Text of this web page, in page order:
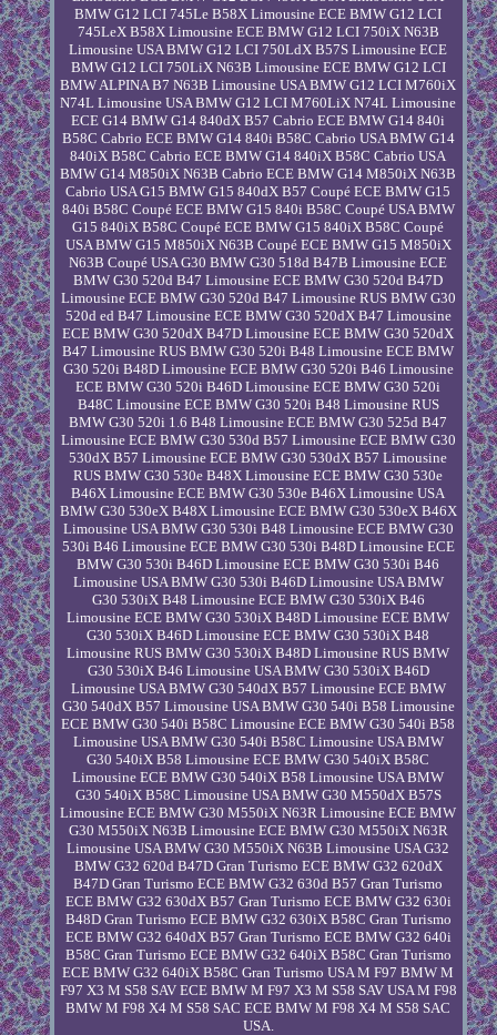
BMW G12 LCI 745Le B58X Limousine ECE BMW G12 LCI
745LeX B58X Limousine ECE BMW G12 LCI 750iX N63B
Limousine USA BMW G12 LCI 750LdX B57S Limousine ECE
BMW G12 LCI 750LiX N63B Limousine ECE BMW G12 LCI
BMW ALPINA B7 N63B Limousine USA BMW G12 LCI M760iX
N74L Limousine USA BMW G12 LCI M760LiX N74L Limousine
ECE G14 BMW G14 840dX B57 Cabrio ECE BMW G14 840i
B58C Cabrio ECE BMW G14 840i B58C Cabrio USA BMW G14
840iX B58C Cabrio ECE BMW G14 840iX B58C Cabrio USA
BMW G14 M850iX N63B Cabrio ECE BMW G14 M850iX N63B
Cabrio USA G15 BMW G15 840dX B57 Coupé ECE BMW G15
840i B58C Coupé ECE BMW G15 840i B58C Coupé USA BMW
G15 840iX B58C Coupé ECE BMW G15 840iX B58C Coupé
USA BMW G15 M850iX N63B Coupé ECE BMW G15 M850iX
N63B Coupé USA G30 BMW G30 518d B47B Limousine ECE
BMW G30 520d B47 Limousine ECE BMW G30 520d B47D
Limousine ECE BMW G30 520d B47 Limousine RUS BMW G30
520d ed B47 Limousine ECE BMW G30 520dX B47 Limousine
ECE BMW G30 520dX B47D Limousine ECE BMW G30 520dX
B47 Limousine RUS BMW G30 520i B48 Limousine ECE BMW
G30 520i B48D Limousine ECE BMW G30 520i B46 Limousine
ECE BMW G30 520i B46D Limousine ECE BMW G30 520i
B48C Limousine ECE BMW G30 520i B48 Limousine RUS
BMW G30 520i 1.6 B48 Limousine ECE BMW G30 525d B47
Limousine ECE BMW G30 530d B57 Limousine ECE BMW G30
530dX B57 Limousine ECE BMW G30 530dX B57 Limousine
RUS BMW G30 530e B48X Limousine ECE BMW G30 530e
B46X Limousine ECE BMW G30 530e B46X Limousine USA
BMW G30 530eX B48X Limousine ECE BMW G30 530eX B46X
Limousine USA BMW G30 530i B48 Limousine ECE BMW G30
530i B46 Limousine ECE BMW G30 530i B48D Limousine ECE
BMW G30 530i B46D Limousine ECE BMW G30 530i B46
Limousine USA BMW G30 530i B46D Limousine USA BMW
G30 530iX B48 Limousine ECE BMW G30 530iX B46
Limousine ECE BMW G30 530iX B48D Limousine ECE BMW
G30 530iX B46D Limousine ECE BMW G30 530iX B48
Limousine RUS BMW G30 530iX B48D Limousine RUS BMW
G30 530iX B46 Limousine USA BMW G30 530iX B46D
Limousine USA BMW G30 540dX B57 Limousine ECE BMW
G30 540dX B57 Limousine USA BMW G30 540i B58 Limousine
ECE BMW G30 540i B58C Limousine ECE BMW G30 540i B58
Limousine USA BMW G30 540i B58C Limousine USA BMW
G30 540iX B58 Limousine ECE BMW G30 540iX B58C
Limousine ECE BMW G30 540iX B58 Limousine USA BMW
G30 540iX B58C Limousine USA BMW G30 M550dX B57S
Limousine ECE BMW G30 M550iX N63R Limousine ECE BMW
G30 M550iX N63B Limousine ECE BMW G30 M550iX N63R
Limousine USA BMW G30 M550iX N63B Limousine USA G32
BMW G32 620d B47D Gran Turismo ECE BMW G32 620dX
B47D Gran Turismo ECE BMW G32 630d B57 Gran Turismo
ECE BMW G32 630dX B57 Gran Turismo ECE BMW G32 630i
B48D Gran Turismo ECE BMW G32 630iX B58C Gran Turismo
ECE BMW G32 640dX B57 Gran Turismo ECE BMW G32 640i
B58C Gran Turismo ECE BMW G32 640iX B58C Gran Turismo
ECE BMW G32 640iX B58C Gran Turismo USA M F97 BMW M
F97 X3 M S58 SAV ECE BMW M F97 X3 M S58 SAV USA M F98
BMW M F98 X4 M S58 SAC ECE BMW M F98 X4 M S58 SAC
USA.